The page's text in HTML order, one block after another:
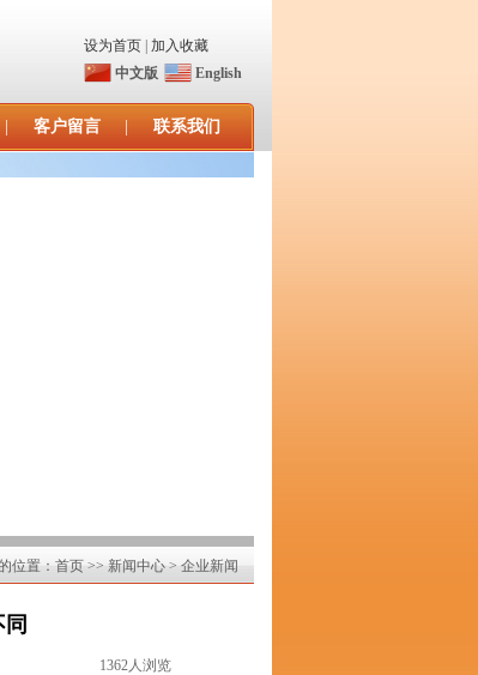
设为首页 加入收藏
中文版
English
客户留言 联系我们
位置： 首页 >> 新闻中心 > 企业新闻
1362人浏览